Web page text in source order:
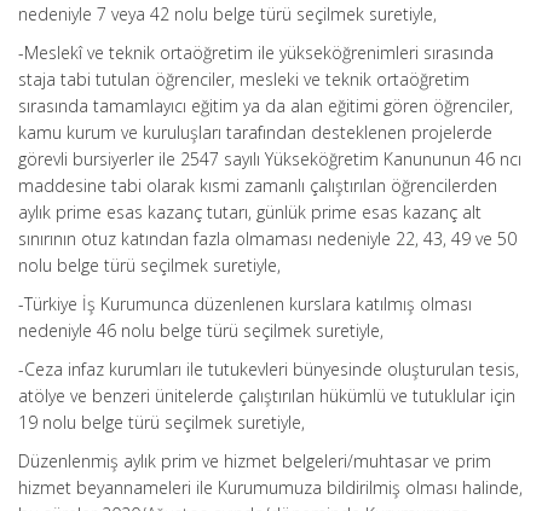
nedeniyle 7 veya 42 nolu belge türü seçilmek suretiyle,
-Meslekî ve teknik ortaöğretim ile yükseköğrenimleri sırasında
staja tabi tutulan öğrenciler, mesleki ve teknik ortaöğretim
sırasında tamamlayıcı eğitim ya da alan eğitimi gören öğrenciler,
kamu kurum ve kuruluşları tarafından desteklenen projelerde
görevli bursiyerler ile 2547 sayılı Yükseköğretim Kanununun 46 ncı
maddesine tabi olarak kısmi zamanlı çalıştırılan öğrencilerden
aylık prime esas kazanç tutarı, günlük prime esas kazanç alt
sınırının otuz katından fazla olmaması nedeniyle 22, 43, 49 ve 50
nolu belge türü seçilmek suretiyle,
-Türkiye İş Kurumunca düzenlenen kurslara katılmış olması
nedeniyle 46 nolu belge türü seçilmek suretiyle,
-Ceza infaz kurumları ile tutukevleri bünyesinde oluşturulan tesis,
atölye ve benzeri ünitelerde çalıştırılan hükümlü ve tutuklular için
19 nolu belge türü seçilmek suretiyle,
Düzenlenmiş aylık prim ve hizmet belgeleri/muhtasar ve prim
hizmet beyannameleri ile Kurumumuza bildirilmiş olması halinde,